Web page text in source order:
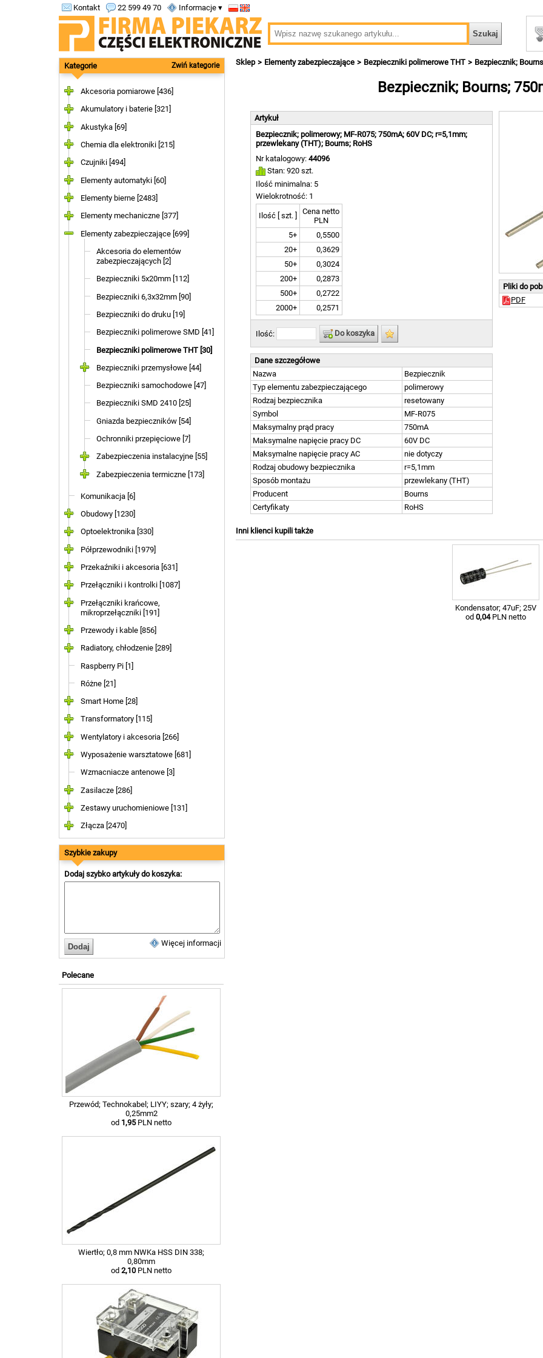
Kontakt 22 599 49 70 Informacje ▾
Kategorie Zwiń kategorie
Akcesoria pomiarowe [436]
Akumulatory i baterie [321]
Akustyka [69]
Chemia dla elektroniki [215]
Czujniki [494]
Elementy automatyki [60]
Elementy bierne [2483]
Elementy mechaniczne [377]
Elementy zabezpieczające [699]
Akcesoria do elementów
zabezpieczających [2]
Bezpieczniki 5x20mm [112]
Bezpieczniki 6,3x32mm [90]
Bezpieczniki do druku [19]
Bezpieczniki polimerowe SMD [41]
Bezpieczniki polimerowe THT [30]
Bezpieczniki przemysłowe [44]
Bezpieczniki samochodowe [47]
Bezpieczniki SMD 2410 [25]
Gniazda bezpieczników [54]
Ochronniki przepięciowe [7]
Zabezpieczenia instalacyjne [55]
Zabezpieczenia termiczne [173]
Komunikacja [6]
Obudowy [1230]
Optoelektronika [330]
Półprzewodniki [1979]
Przekaźniki i akcesoria [631]
Przełączniki i kontrolki [1087]
Przełączniki krańcowe,
mikroprzełączniki [191]
Przewody i kable [856]
Radiatory, chłodzenie [289]
Raspberry Pi [1]
Różne [21]
Smart Home [28]
Transformatory [115]
Wentylatory i akcesoria [266]
Wyposażenie warsztatowe [681]
Wzmacniacze antenowe [3]
Zasilacze [286]
Zestawy uruchomieniowe [131]
Złącza [2470]
Szybkie zakupy
Dodaj szybko artykuły do koszyka:
Więcej informacji
Polecane
Przewód; Technokabel; LIYY; szary; 4 żyły;
0,25mm2
od 1,95PLN netto
Wiertło; 0,8 mm NWKa HSS DIN 338;
0,80mm
od 2,10 PLN netto
Sklep Elementy zabezpieczające Bezpieczniki polimerowe THT Bezpiecznik;
Bezpiecznik; Bourns;
Pliki do
PDF
Artykuł
Bezpiecznik; polimerowy; MF-R075; 750mA; 60V DC; r=5,1mm;
przewlekany (THT); Bourns; RoHS
Nr katalogowy: 44096
Stan: 920 szt.
Ilość minimalna: 5
Wielokrotność: 1
Ilość [ szt. ]
Cena netto
PLN
5+
0,5500
20+
0,3629
50+
0,3024
200+
0,2873
500+
0,2722
2000+
0,2571
Ilość: Do koszyka
Dane szczegółowe
Nazwa
Bezpiecznik
Typ elementu zabezpieczającego
polimerowy
Rodzaj bezpiecznika
resetowany
Symbol
MF-R075
Maksymalny prąd pracy
750mA
Maksymalne napięcie pracy DC
60V DC
Maksymalne napięcie pracy AC
nie dotyczy
Rodzaj obudowy bezpiecznika
r=5,1mm
Sposób montażu
przewlekany (THT)
Producent
Bourns
Certyfikaty
RoHS
Inni klienci kupili także
Kondensator; 47uF; 25V
od 0,04PLN netto